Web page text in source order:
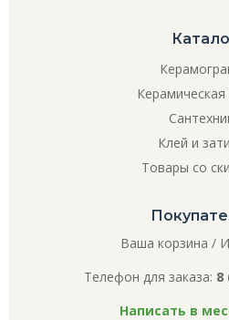
Керамическая
Клей и
Товары со
Ваша корзина /
Телефон для заказа: 8
Написать в